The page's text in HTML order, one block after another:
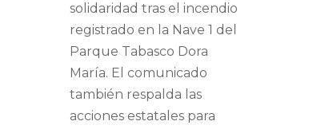
solidaridad tras el incendio
registrado en la Nave 1 del
Parque Tabasco Dora
María. El comunicado
también respalda las
acciones estatales para